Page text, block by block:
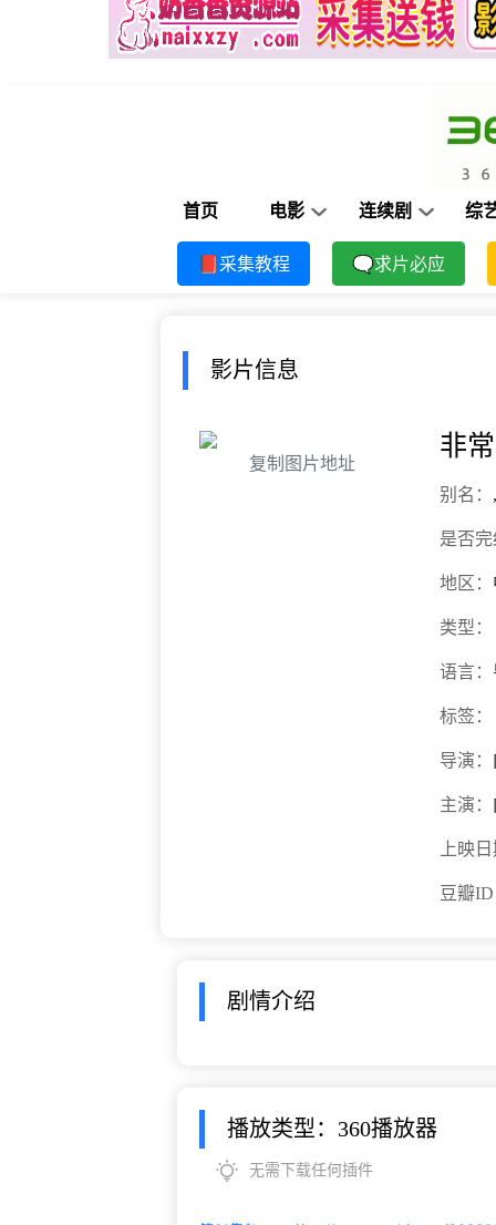
首页 电影 连续剧 综
📕采集教程 🗨求片必应
影片信息
复制图片地址
非
别名： ,
是否
地区：
类型：
语言：
标签：
导演：
主演：
上映
豆瓣
剧情介绍
播放类型：360播放器
无需下载任何插件